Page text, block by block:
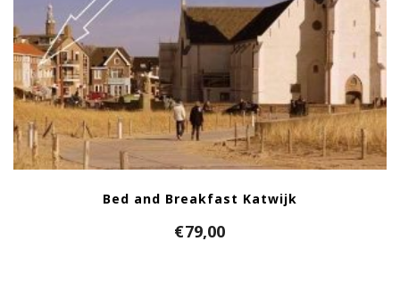
Bed and Breakfast Katwijk
€79,00